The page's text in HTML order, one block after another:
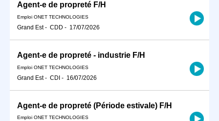
Agent-e de propreté F/H
Emploi ONET TECHNOLOGIES
Grand Est- CDD - 17/07/2026
Agent-e de propreté - industrie F/H
Emploi ONET TECHNOLOGIES
Grand Est- CDI - 16/07/2026
Agent-e de propreté (Période estivale) F/H
Emploi ONET TECHNOLOGIES